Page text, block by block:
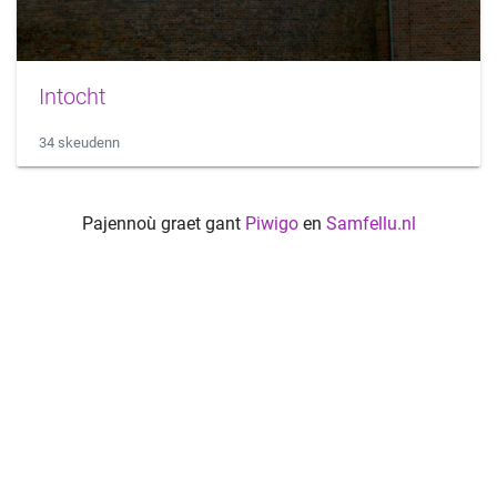
Intocht
34 skeudenn
Pajennoù graet gant Piwigo en Samfellu.nl